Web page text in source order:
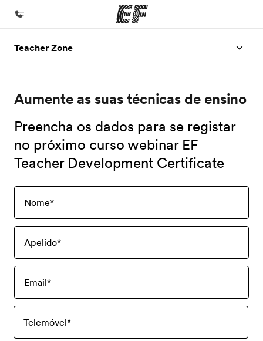
Início
Programas
Escritórios
Encontre um escritório
Sobre nós
Quem somos
Carreiras
Junte-se a nós
Teacher Zone
Aumente as suas técnicas de ensino
Preencha os dados para se registar
no próximo curso webinar EF
Teacher Development Certificate
Nome*
Apelido*
Email*
Telemóvel*